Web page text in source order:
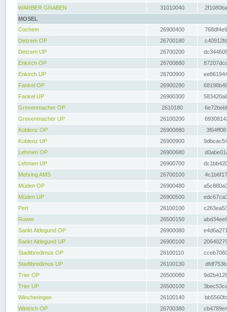
WARBER GRABEN
31010040
MOSEL
Cochem
26900400
Detzem OP
26700180
Detzem UP
26700200
Enkirch OP
26700880
Enkirch UP
26700900
Fankel OP
26900280
Fankel UP
26900300
Grevenmacher OP
2610180
Grevenmacher UP
26100200
Koblenz OP
26900880
Koblenz UP
26900900
Lehmen OP
26900680
Lehmen UP
26900700
Mehring AMS
26700100
Müden OP
26900480
Müden UP
26900500
Perl
26100100
Ruwer
26500150
Sankt Aldegund OP
26900080
Sankt Aldegund UP
26900100
Stadtbredimus OP
26100110
Stadtbredimus UP
26100130
Trier OP
26500080
Trier UP
26500100
Wincheringen
26100140
Wintrich OP
26700380